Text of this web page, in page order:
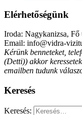
Elérhetőségünk
Iroda: Nagykanizsa, Fő
Email: info@vidra-
Kérünk benneteket,
(Detti)) akkor
emailben tudunk
Keresés
Keresés: